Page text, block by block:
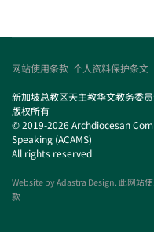
网站使用条款 个人资料保护条文
新加坡总教区天主教华文教务委员
版权所有
© 2019-2026 Archdiocesan
Speaking (ACAMS)
All rights reserved
Website byAdastra Design. 此网站
款